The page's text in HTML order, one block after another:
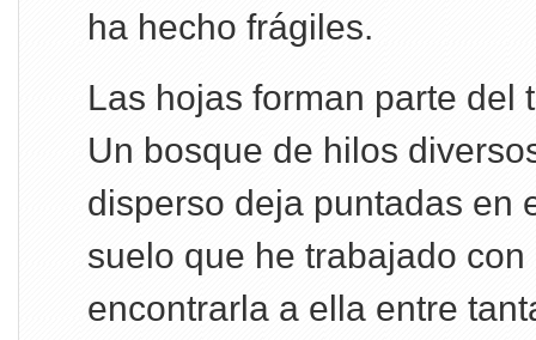
ha hecho frágiles.
Las hojas forman parte del
Un bosque de hilos
disperso deja puntadas en
suelo que he trabajado
encontrarla a ella entre